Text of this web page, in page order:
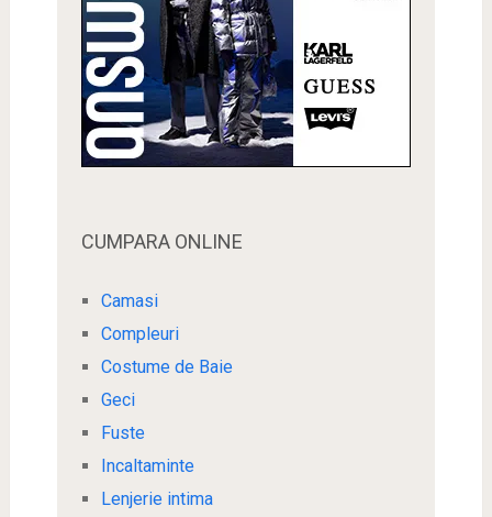
CUMPARA ONLINE
Camasi
Compleuri
Costume de Baie
Geci
Fuste
Incaltaminte
Lenjerie intima